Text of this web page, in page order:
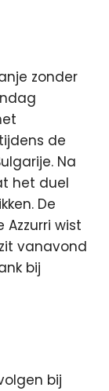
zonder
de
Na
het duel
De
wist
vanavond
bij
bij